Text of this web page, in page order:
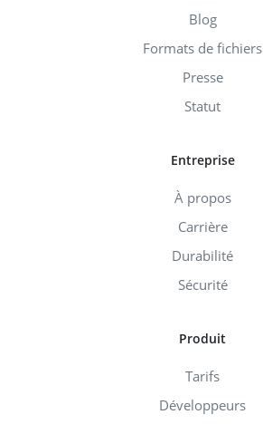
Blog
Formats de fichiers
Presse
Statut
Entreprise
À propos
Carrière
Durabilité
Sécurité
Produit
Tarifs
Développeurs